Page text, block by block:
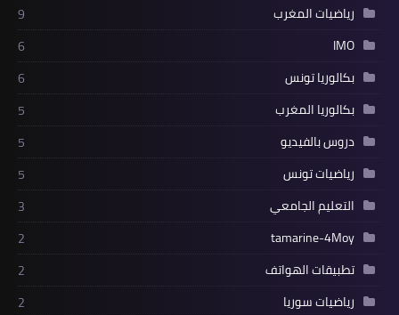
رياضيات المغرب
9
IMO
6
بكالوريا تونس
6
بكالوريا المغرب
5
دروس بالفيديو
5
رياضيات تونس
5
التعليم الجامعي
3
tamarine-4Moy
2
تطبيقات الهواتف
2
رياضيات سوريا
2